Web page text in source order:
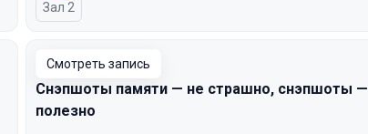
Зал 2
Смотреть запись
Снэпшоты памяти — не страшно, снэпшоты —
полезно